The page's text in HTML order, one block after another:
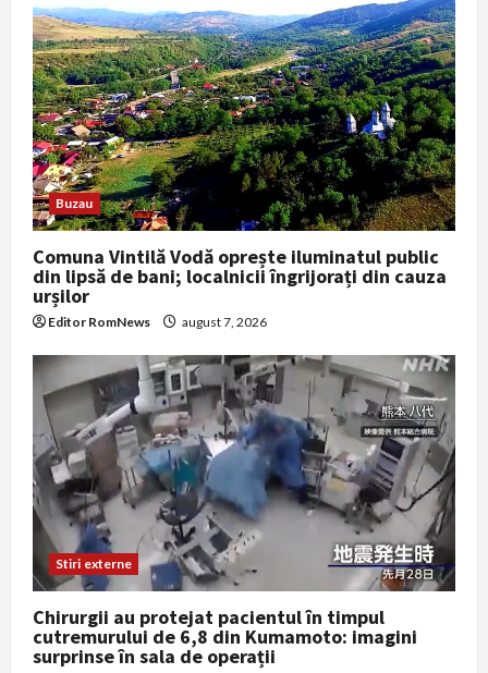
Buzau
Comuna Vintilă Vodă oprește iluminatul public
din lipsă de bani; localnicii îngrijorați din cauza
urșilor
Editor RomNews august 7, 2026
Stiri externe
Chirurgii au protejat pacientul în timpul
cutremurului de 6,8 din Kumamoto: imagini
surprinse în sala de operații